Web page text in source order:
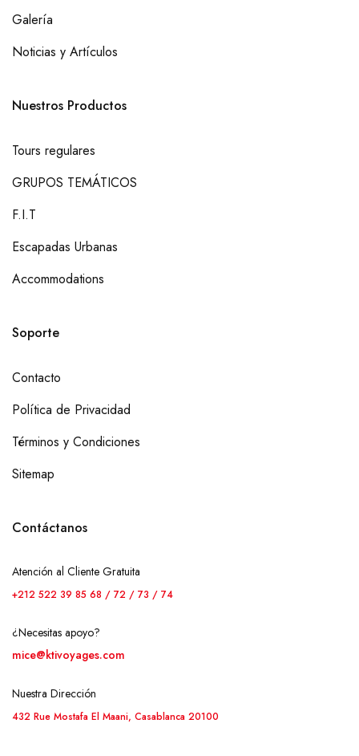
Galería
Noticias y Artículos
Nuestros Productos
Tours regulares
GRUPOS TEMÁTICOS
F.I.T
Escapadas Urbanas
Accommodations
Soporte
Contacto
Política de Privacidad
Términos y Condiciones
Sitemap
Contáctanos
Atención al Cliente Gratuita
+212 522 39 85 68 / 72 / 73 / 74
¿Necesitas apoyo?
mice@ktivoyages.com
Nuestra Dirección
432 Rue Mostafa El Maani, Casablanca 20100